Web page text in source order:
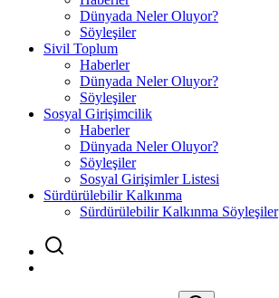
Dünyada Neler Oluyor?
Söyleşiler
Sivil Toplum
Haberler
Dünyada Neler Oluyor?
Söyleşiler
Sosyal Girişimcilik
Haberler
Dünyada Neler Oluyor?
Söyleşiler
Sosyal Girişimler Listesi
Sürdürülebilir Kalkınma
Sürdürülebilir Kalkınma Söyleşiler